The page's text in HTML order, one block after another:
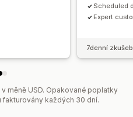
Scheduled
Expert
7denní
měně USD. Opakované poplatky
každých 30 dní.